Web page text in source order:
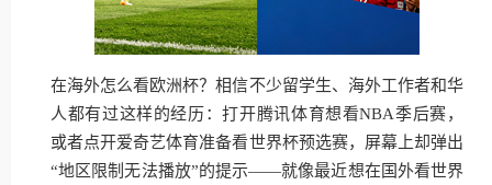
在海外怎么看欧洲杯？相信不少留学生、海外工作者和华
人都有过这样的经历：打开腾讯体育想看NBA季后赛，
或者点开爱奇艺体育准备看世界杯预选赛，屏幕上却弹出
“地区限制无法播放”的提示——就像最近想在国外看世界